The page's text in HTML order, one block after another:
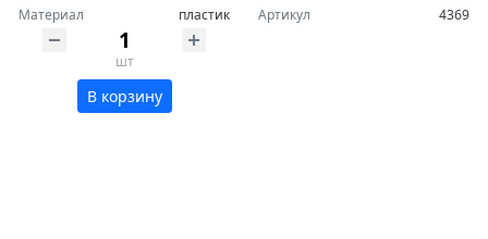
Материал пластик
шт
В корзину
Артикул 4369